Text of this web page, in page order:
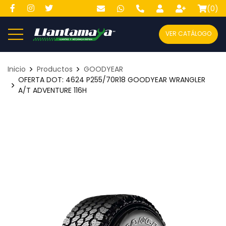
(0)
VER CATÁLOGO
Inicio Productos
GOODYEAR
OFERTA DOT: 4624 P255/70R18 GOODYEAR WRANGLER
A/T ADVENTURE 116H